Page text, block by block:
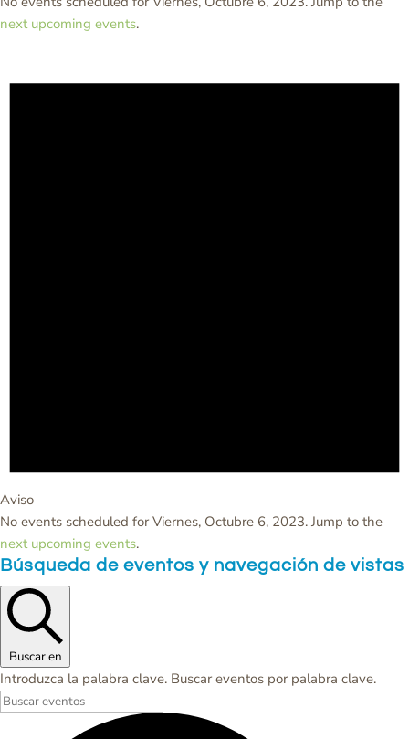
next upcoming events.
Aviso
No events scheduled for Viernes, Octubre 6, 2023. Jump to the
next upcoming events.
Búsqueda de eventos y navegación de vistas
Buscar en
Introduzca la palabra clave. Buscar eventos por palabra clave.